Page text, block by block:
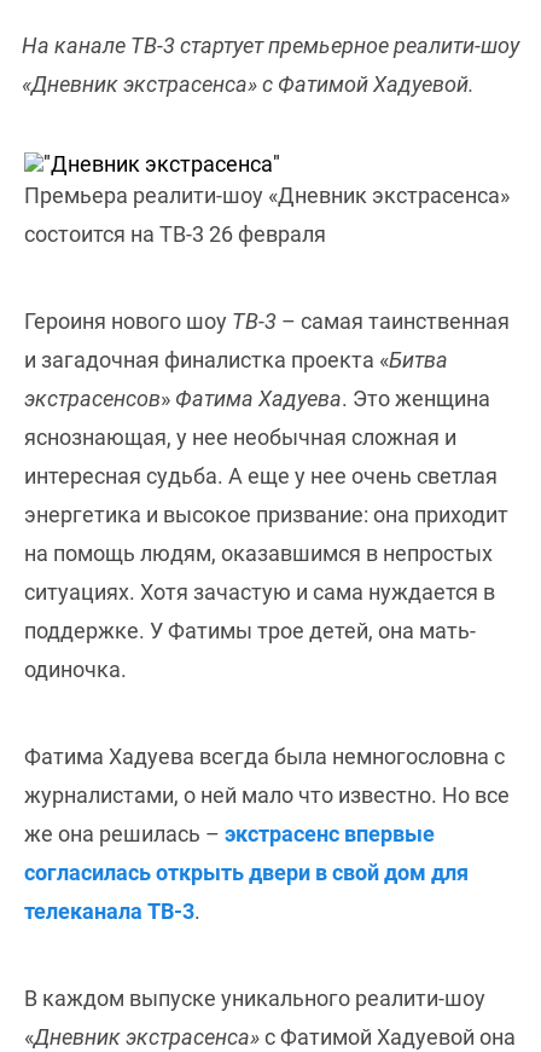
На канале ТВ-3 стартует премьерное реалити-шоу
«Дневник экстрасенса» с Фатимой Хадуевой.
Премьера реалити-шоу «Дневник экстрасенса»
состоится на ТВ-3 26 февраля
Героиня нового шоу ТВ-3 – самая таинственная
и загадочная финалистка проекта «Битва
экстрасенсов» Фатима Хадуева. Это женщина
яснознающая, у нее необычная сложная и
интересная судьба. А еще у нее очень светлая
энергетика и высокое призвание: она приходит
на помощь людям, оказавшимся в непростых
ситуациях. Хотя зачастую и сама нуждается в
поддержке. У Фатимы трое детей, она мать-
одиночка.
Фатима Хадуева всегда была немногословна с
журналистами, о ней мало что известно. Но все
же она решилась – экстрасенс впервые
согласилась открыть двери в свой дом для
телеканала ТВ-3.
В каждом выпуске уникального реалити-шоу
«Дневник экстрасенса»с Фатимой Хадуевой она